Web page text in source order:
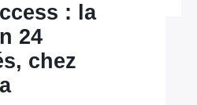
: la
24
chez